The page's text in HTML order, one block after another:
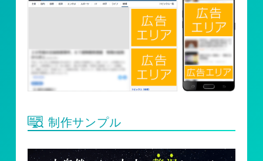
制作サンプル